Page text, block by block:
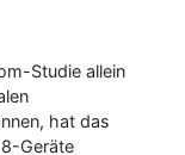
Studie allein
hat das
Geräte